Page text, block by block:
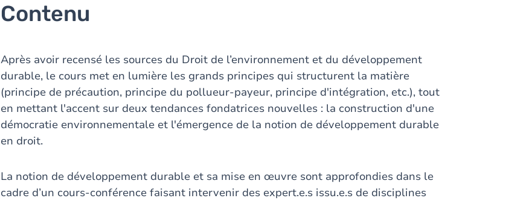
Contenu
Après avoir recensé les sources du Droit de l’environnement et du développement
durable, le cours met en lumière les grands principes qui structurent la matière
(principe de précaution, principe du pollueur-payeur, principe d'intégration, etc.), tout
en mettant l'accent sur deux tendances fondatrices nouvelles : la construction d'une
démocratie environnementale et l'émergence de la notion de développement durable
en droit.
La notion de développement durable et sa mise en œuvre sont approfondies dans le
cadre d’un cours-conférence faisant intervenir des expert.e.s issu.e.s de disciplines